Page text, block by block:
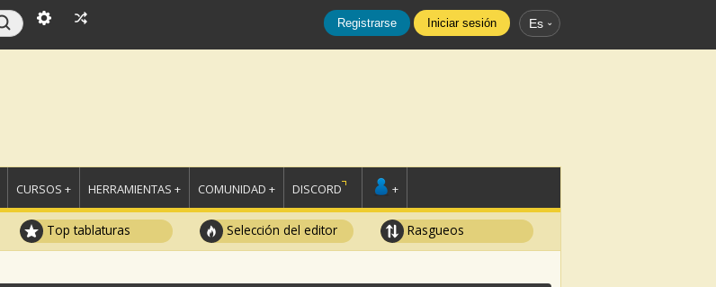
Registrarse Iniciar sesión Es
CURSOS + HERRAMIENTAS + COMUNIDAD + DISCORD +
Top tablaturas Selección del editor Rasgueos